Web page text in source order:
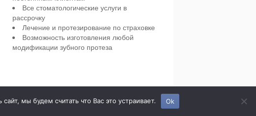
Все стоматологические услуги в
рассрочку
Лечение и протезирование по страховке
Возможность изготовления любой
модификации зубного протеза
Детская и взрослая стоматология в городе Сумы.
мы будем считать что Вас это устраивает. Ok